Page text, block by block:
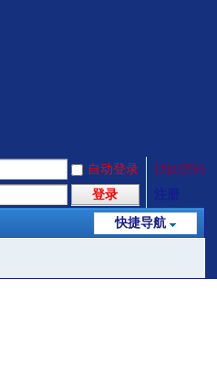
自动登录
找回密码
登录
快捷导航